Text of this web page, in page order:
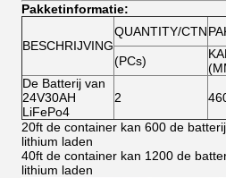
Pakketinformatie:
BESCHRIJVING
QUANTITY/CTN
(PCs)
De Batterij van
24V30AH
LiFePo4
2
20ft de container kan 600 de
lithium laden
40ft de container kan 1200 de
lithium laden